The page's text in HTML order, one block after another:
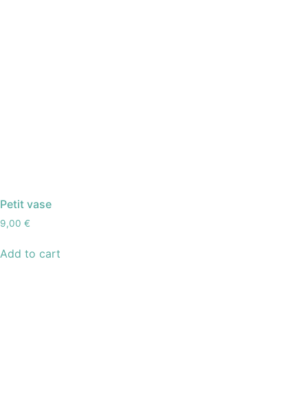
Petit vase
9,00 €
Add to cart